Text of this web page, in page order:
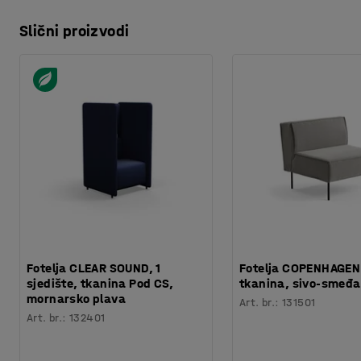
Slični proizvodi
Fotelja CLEAR SOUND, 1
sjedište, tkanina Pod CS,
mornarsko plava
Art. br.:132401
Fotelja
tkanina, sivo-smeđa
Art. br.:131501